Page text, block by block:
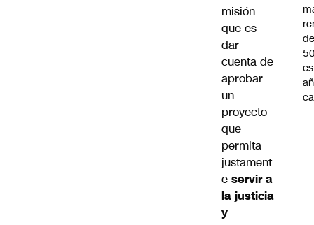
misión
que es
dar
cuenta de
aprobar
un
proyecto
que
permita
justament
e servir a
la justicia
y